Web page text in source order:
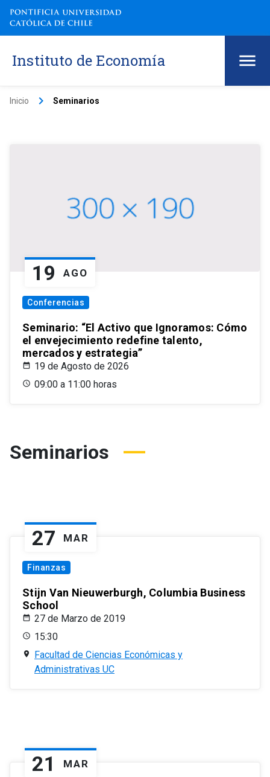
Instituto de Economía
Inicio keyboard_arrow_right Seminarios
19 AGO
Conferencias
Seminario: “El Activo que Ignoramos: Cómo
el envejecimiento redefine talento,
mercados y estrategia”
19 de Agosto de 2026
09:00 a 11:00 horas
Seminarios
27 MAR
Finanzas
Stijn Van Nieuwerburgh, Columbia Business
School
27 de Marzo de 2019
15:30
Facultad de Ciencias Económicas y
Administrativas UC
21 MAR